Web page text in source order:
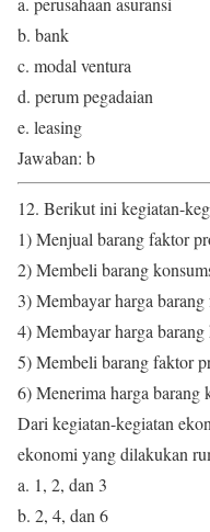
b. bank
c. modal ventura
d. perum pegadaian
e. leasing
Jawaban: b
12. Berikut ini kegiatan-
1) Menjual barang faktor
2) Membeli barang
3) Membayar harga
4) Membayar harga barang
5) Membeli barang faktor
6) Menerima harga barang
Dari kegiatan-kegiatan
ekonomi yang dilakukan
a. 1, 2, dan 3
b. 2, 4, dan 6